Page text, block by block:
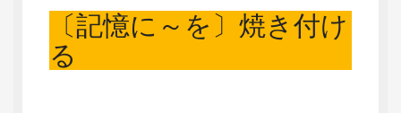
〔記憶に～を〕焼き付け
る